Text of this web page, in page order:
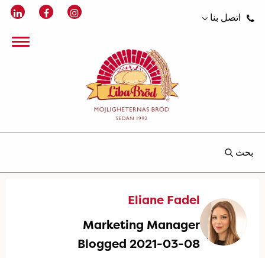
اتصل بنا
بحث
Eliane Fadel
Marketing Manager
Blogged 2021-03-08